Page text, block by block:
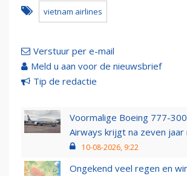
vietnam airlines
Verstuur per e-mail
Meld u aan voor de nieuwsbrief
Tip de redactie
Voormalige Boeing 777-
Airways krijgt na zeven jaar
10-08-2026, 9:22
Ongekend veel regen en